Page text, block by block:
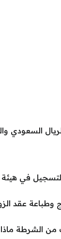
السعودي
في هيئة
وطباعة عقد
من الشرطة